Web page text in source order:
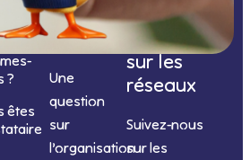
?
êtes
Nous
contacter
Une
question
sur
l’organisation
Nous
suivre
sur les
réseaux
Suivez-nous
sur les